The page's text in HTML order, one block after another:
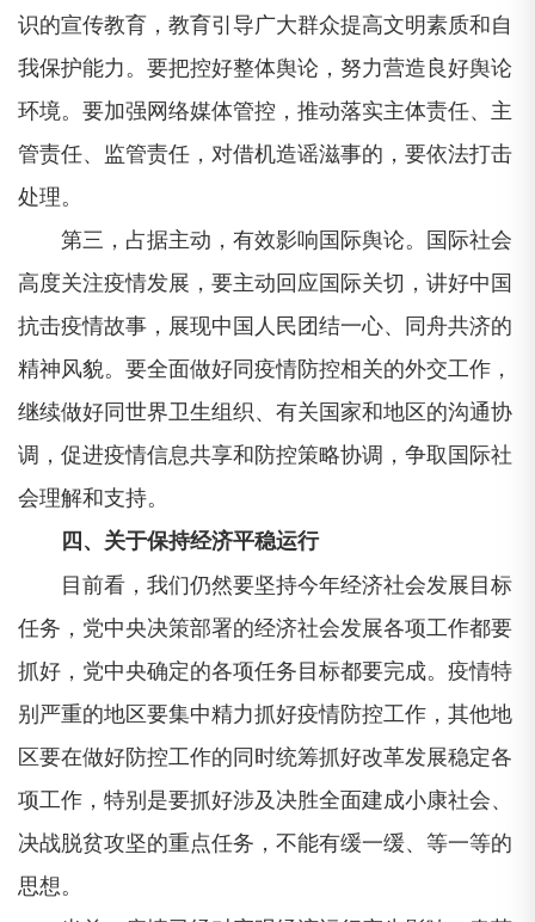
识的宣传教育，教育引导广大群众提高文明素质和自
我保护能力。要把控好整体舆论，努力营造良好舆论
环境。要加强网络媒体管控，推动落实主体责任、主
管责任、监管责任，对借机造谣滋事的，要依法打击
处理。
第三，占据主动，有效影响国际舆论。国际社会
高度关注疫情发展，要主动回应国际关切，讲好中国
抗击疫情故事，展现中国人民团结一心、同舟共济的
精神风貌。要全面做好同疫情防控相关的外交工作，
继续做好同世界卫生组织、有关国家和地区的沟通协
调，促进疫情信息共享和防控策略协调，争取国际社
会理解和支持。
四、关于保持经济平稳运行
目前看，我们仍然要坚持今年经济社会发展目标
任务，党中央决策部署的经济社会发展各项工作都要
抓好，党中央确定的各项任务目标都要完成。疫情特
别严重的地区要集中精力抓好疫情防控工作，其他地
区要在做好防控工作的同时统筹抓好改革发展稳定各
项工作，特别是要抓好涉及决胜全面建成小康社会、
决战脱贫攻坚的重点任务，不能有缓一缓、等一等的
思想。